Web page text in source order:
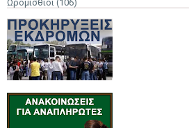
Ωρομίσθιοι (106)